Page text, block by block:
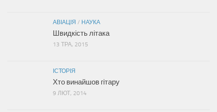
АВІАЦІЯ / НАУКА
Швидкість літака
13 ТРА, 2015
ІСТОРІЯ
Хто винайшов гітару
9 ЛЮТ, 2014